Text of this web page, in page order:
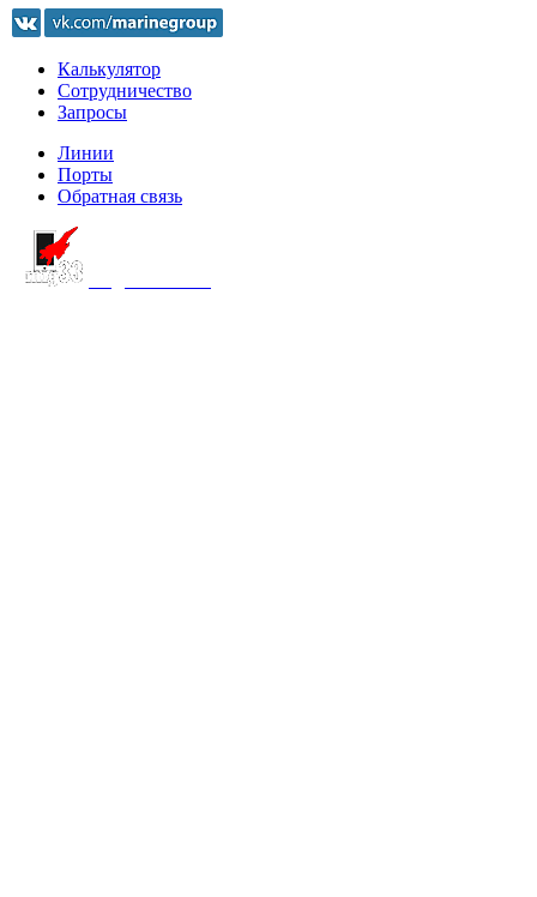
Калькулятор
Сотрудничество
Запросы
Линии
Порты
Обратная связь